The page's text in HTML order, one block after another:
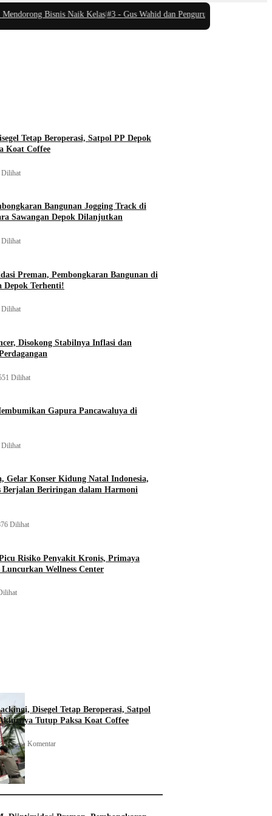
Bisnis Naik Kelas|#3 -Gus Wahid dan Pengurus Yayasan Masjid Pantai
Tetap Beroperasi, Satpol PP Depok
Koat Coffee
Dilihat
Bangunan Jogging Track di
Sawangan Depok Dilanjutkan
Dilihat
Preman, Pembongkaran Bangunan di
Depok Terhenti!
Dilihat
Disokong Stabilnya Inflasi dan
Dilihat
Gapura Pancawaluya di
Dilihat
Gelar Konser Kidung Natal Indonesia,
Berjalan Beriringan dalam Harmoni
Dilihat
Risiko Penyakit Kronis, Primaya
Wellness Center
Disegel Tetap Beroperasi, Satpol
Tutup Paksa Koat Coffee
•21 Komentar